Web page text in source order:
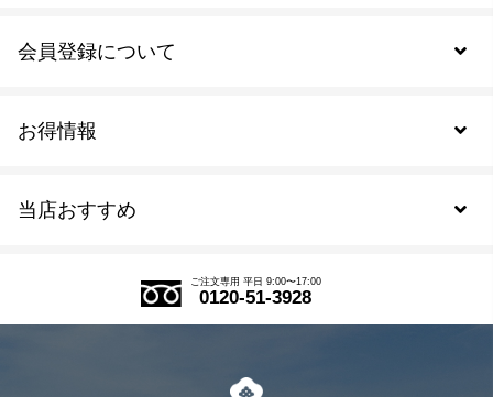
当店おすすめ
式部の香りシリーズ
お得情報
会員登録について
会員規約について
ご注文専用 平日 9:00〜17:00
0120-51-3928